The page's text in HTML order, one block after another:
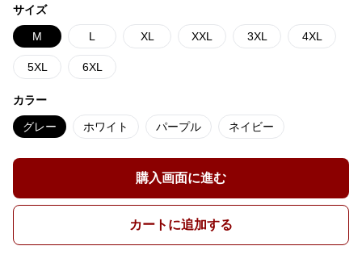
サイズ
M L XL XXL 3XL 4XL
5XL 6XL
カラー
グレー ホワイト パープル ネイビー
購入画面に進む
カートに追加する